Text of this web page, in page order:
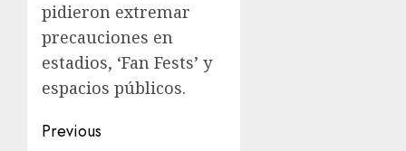
pidieron extremar
precauciones en
estadios, ‘Fan Fests’ y
espacios públicos.
Previous